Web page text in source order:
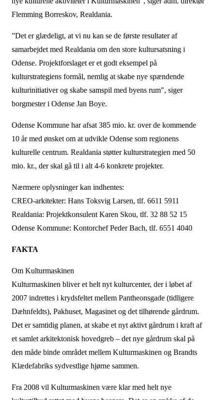
Flemming Borreskov, Realdania.
”Det er glædeligt, at vi nu kan se de første resultater af
samarbejdet med Realdania om den store kultursatsning i
Odense. Projektforslaget er et godt eksempel på
kulturstrategiens formål, nemlig at skabe nye spændende
kulturinitiativer og skabe samspil med byens rum", siger
borgmester i Odense Jan Boye.
Odense Kommune har afsat 385 mio. kr. over de kommende
10 år med ønsket om at udvikle Odense som regionens
kulturelle centrum. Realdania støtter kulturstrategien med 50
mio. kr., der skal gå til i alt 4-6 konkrete projekter.
Nærmere oplysninger kan indhentes:
CREO-arkitekter: Hans Toksvig Larsen, tlf. 6611 5911
Realdania: Projektkonsulent Karen Skou, tlf. 32 88 52 15
Odense Kommune: Kontorchef Peder Bach, tlf. 6551 4040
FAKTA
Om Kulturmaskinen
Kulturmaskinen bliver et helt nyt kulturcenter, der i løbet af
2007 indrettes i krydsfeltet mellem Pantheonsgade (tidligere
Dæhnfeldts), Pakhuset, Magasinet og det tilhørende gårdrum.
Det er samtidig planen, at skabe et nyt aktivt gårdrum i kraft af
et samlet arkitektonisk hovedgreb – det nye gårdrum skal på
den måde binde området mellem Kulturmaskinen og Brandts
Klædefabriks sydvestlige hjørne sammen.
Fra 2008 vil Kulturmaskinen være klar med helt nye